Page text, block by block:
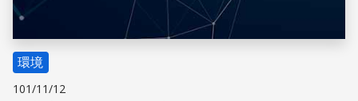
環境
101/11/12